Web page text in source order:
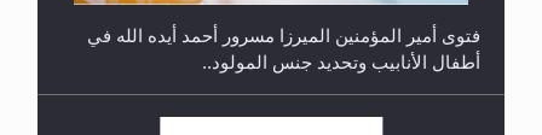
فتوى أمير المؤمنين الميرزا مسرور أحمد أيده الله في
أطفال الأنابيب وتحديد جنس المولود..